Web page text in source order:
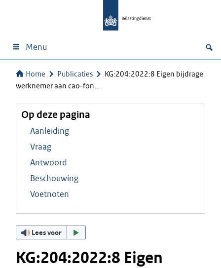
Menu
Home Publicaties
KG:204:2022:8 Eigen bijdrage
werknemer aan cao-fon…
Op deze pagina
Aanleiding
Vraag
Antwoord
Beschouwing
Voetnoten
Lees voor
KG:204:2022:8 Eigen